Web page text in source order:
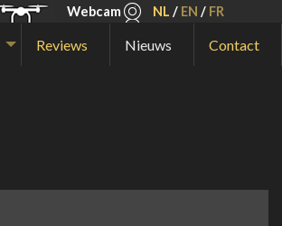
Webcam NL / EN / FR
Reviews Nieuws Contact